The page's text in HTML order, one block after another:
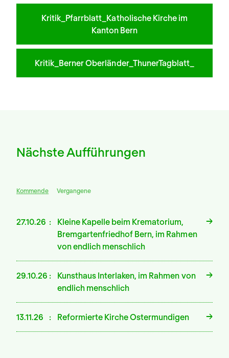
Kritik_Pfarrblatt_Katholische Kirche im
Kanton Bern
Kritik_Berner Oberländer_ThunerTagblatt_
Nächste Aufführungen
Kommende Vergangene
27.10.26
Kleine Kapelle beim Krematorium,
Bremgartenfriedhof Bern, im Rahmen
von endlich menschlich
29.10.26
Kunsthaus Interlaken, im Rahmen von
endlich menschlich
13.11.26 Reformierte Kirche Ostermundigen